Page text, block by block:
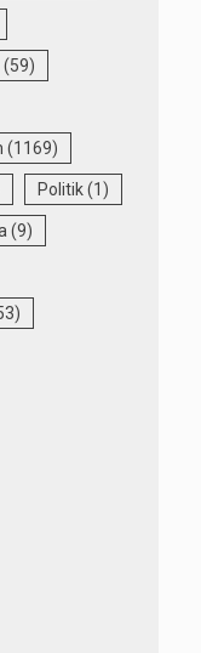
(59)
(1169)
Politik(1)
(9)